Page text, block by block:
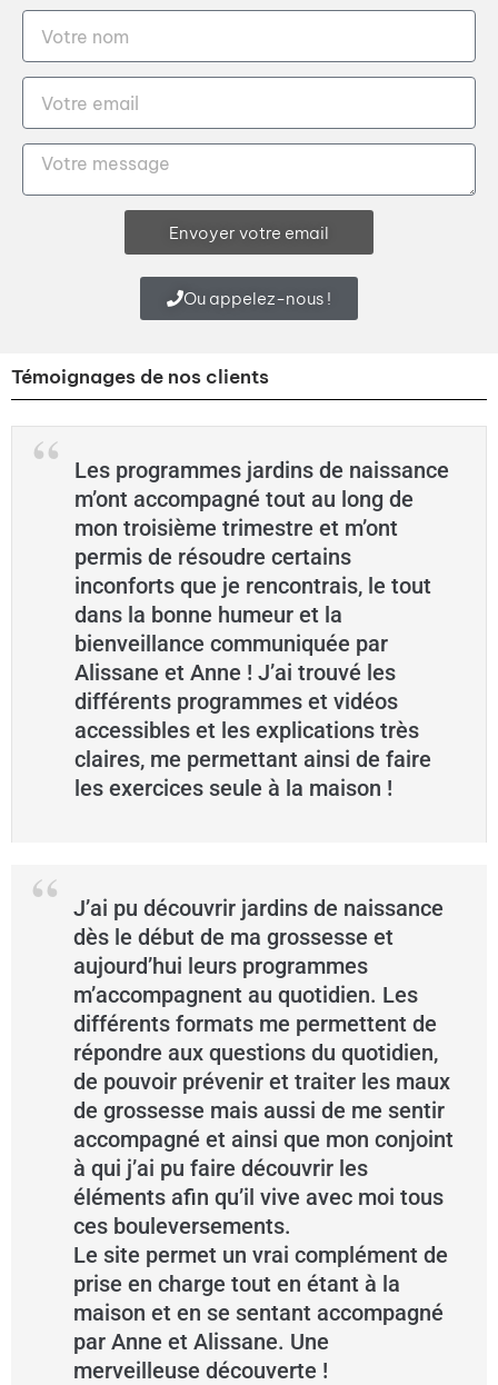
Envoyer votre email
Ou appelez-nous !
Témoignages de nos clients
Les programmes jardins de naissance
m’ont accompagné tout au long de
mon troisième trimestre et m’ont
permis de résoudre certains
inconforts que je rencontrais, le tout
dans la bonne humeur et la
bienveillance communiquée par
Alissane et Anne ! J’ai trouvé les
différents programmes et vidéos
accessibles et les explications très
claires, me permettant ainsi de faire
les exercices seule à la maison !
J’ai pu découvrir jardins de naissance
dès le début de ma grossesse et
aujourd’hui leurs programmes
m’accompagnent au quotidien. Les
différents formats me permettent de
répondre aux questions du quotidien,
de pouvoir prévenir et traiter les maux
de grossesse mais aussi de me sentir
accompagné et ainsi que mon conjoint
à qui j’ai pu faire découvrir les
éléments afin qu’il vive avec moi tous
ces bouleversements.
Le site permet un vrai complément de
prise en charge tout en étant à la
maison et en se sentant accompagné
par Anne et Alissane. Une
merveilleuse découverte !